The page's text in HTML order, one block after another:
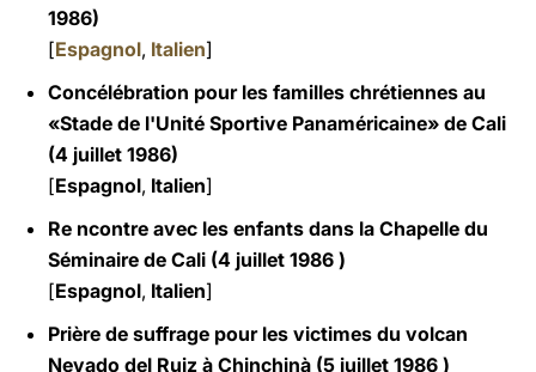
1986)
[Espagnol, Italien]
Concélébration pour les familles chrétiennes au
«Stade de l'Unité Sportive Panaméricaine» de Cali
(4 juillet 1986)
[Espagnol, Italien]
Re ncontre avec les enfants dans la Chapelle du
Séminaire de Cali (4 juillet 1986 )
[Espagnol, Italien]
Prière de suffrage pour les victimes du volcan
Nevado del Ruiz à Chinchinà (5 juillet 1986 )